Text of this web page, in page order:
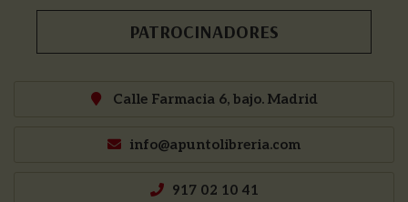
PATROCINADORES
Calle Farmacia 6, bajo. Madrid
info@apuntolibreria.com
917 02 10 41